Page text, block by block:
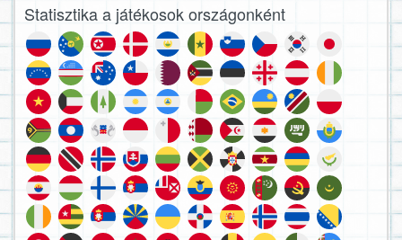
Statisztika a játékosok országonként